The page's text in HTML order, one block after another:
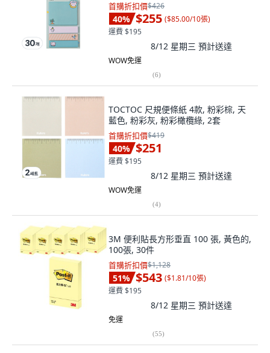
首購折扣價$426
40% $255 ($85.00/10張)
運費 $195
8/12 星期三 預計送達
WOW免運
(6)
TOCTOC 尺規便條紙 4款, 粉彩棕, 天
藍色, 粉彩灰, 粉彩橄欖綠, 2套
首購折扣價$419
40% $251
運費 $195
8/12 星期三 預計送達
WOW免運
(4)
3M 便利貼長方形垂直 100 張, 黃色的,
100張, 30件
首購折扣價$1,128
51% $543 ($1.81/10張)
運費 $195
8/12 星期三 預計送達
免運
(55)